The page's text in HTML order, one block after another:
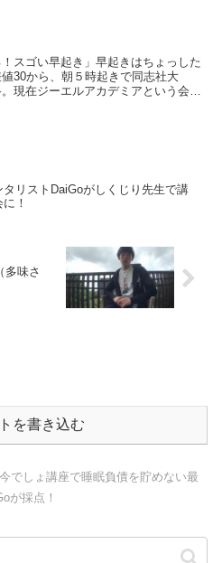
スゴい早起き」早起きはちょっした
30から、朝５時起きで同志社大
現在ジーエルアカデミアという会社
タリストDaiGoがしくじり先生で講
！
多味さ
を書き込む
今でしょ講座で睡眠負債を貯めない最
が採点！